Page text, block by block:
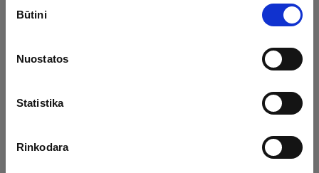
pasirinkimas
Būtini
Nuostatos
Statistika
Rinkodara
masažas